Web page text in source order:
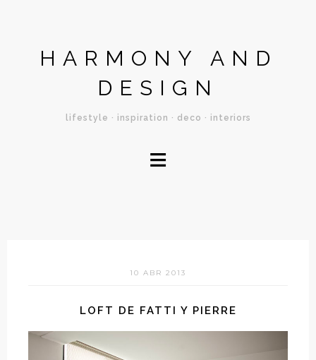
HARMONY AND
DESIGN
lifestyle · inspiration · deco · interiors
≡
10 ABR 2013
LOFT DE FATTI Y PIERRE